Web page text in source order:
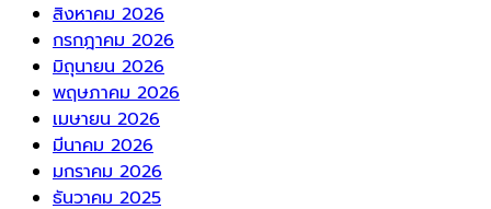
สิงหาคม 2026
กรกฎาคม 2026
มิถุนายน 2026
พฤษภาคม 2026
เมษายน 2026
มีนาคม 2026
มกราคม 2026
ธันวาคม 2025